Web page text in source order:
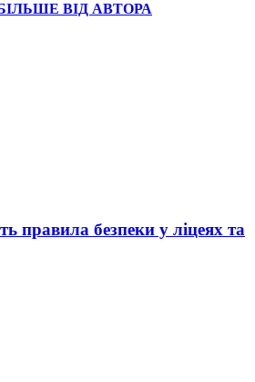
ВІД АВТОРА
правила безпеки у ліцеях та